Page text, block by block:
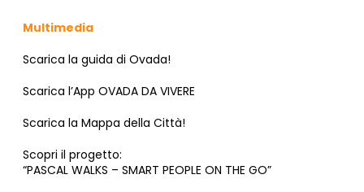
Multimedia
Scarica la guida di Ovada!
Scarica l’App OVADA DA VIVERE
Scarica la Mappa della Città!
Scopri il progetto:
“PASCAL WALKS – SMART PEOPLE ON THE GO”